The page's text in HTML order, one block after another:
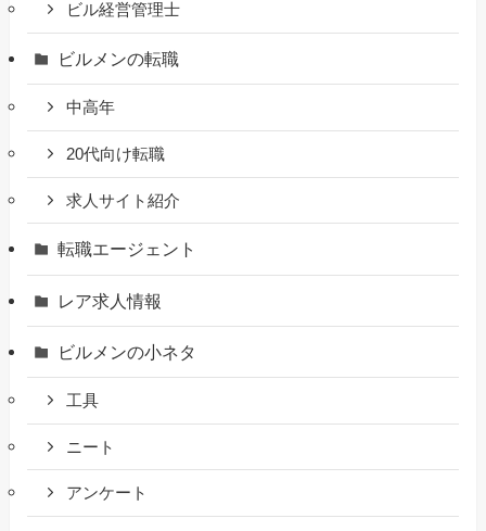
ビル経営管理士
ビルメンの転職
中高年
20代向け転職
求人サイト紹介
転職エージェント
レア求人情報
ビルメンの小ネタ
工具
ニート
アンケート